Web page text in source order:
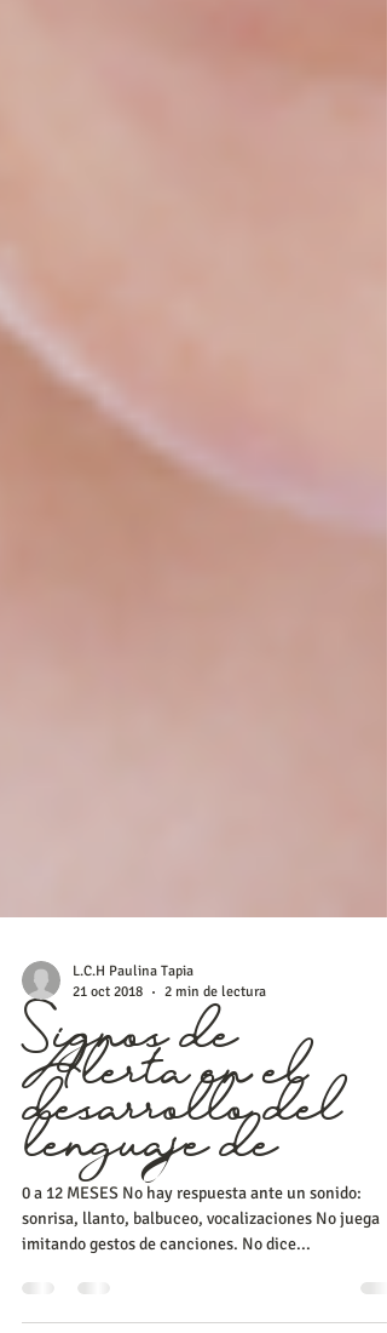
L.C.H Paulina Tapia
21 oct 2018
2 min de lectura
Signos de
Alerta en el
desarrollo del
lenguaje de
sonrisa, llanto, balbuceo, vocalizaciones No juega